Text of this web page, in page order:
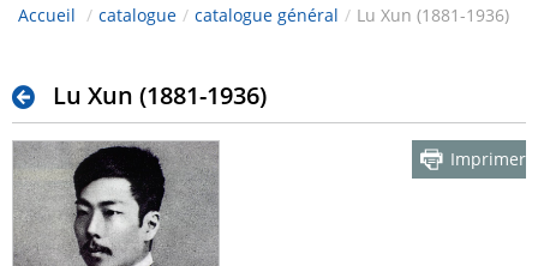
Accueil / catalogue / catalogue général / Lu Xun (1881-1936)
Lu Xun (1881-1936)
Imprimer